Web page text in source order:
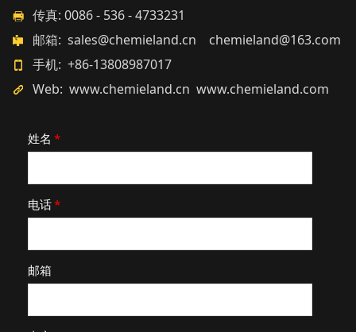
传真: 0086 - 536 - 4733231
邮箱: sales@chemieland.cn chemieland@163.com
手机: +86-13808987017
Web: www.chemieland.cn www.chemieland.com
姓名 *
电话*
邮箱